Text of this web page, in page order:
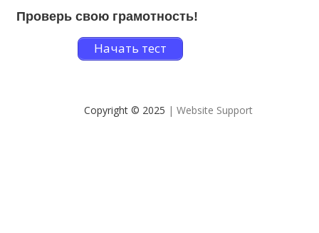
Проверь свою грамотность!
Начать тест
Copyright © 2025 | Website Support